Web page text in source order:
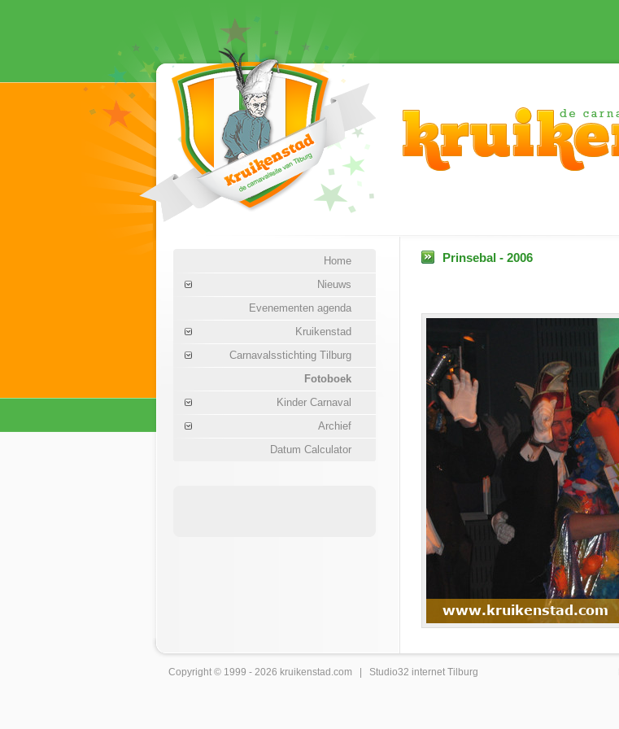
Home
Nieuws
Evenementen agenda
Kruikenstad
Carnavalsstichting Tilburg
Fotoboek
Kinder Carnaval
Archief
Datum Calculator
Prinsebal - 2006
Copyright © 1999 - 2026 kruikenstad .com | Studio32 internet Tilburg